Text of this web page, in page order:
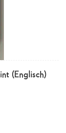
(Englisch)